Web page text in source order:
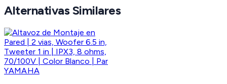
Alternativas Similares
YAMAHA